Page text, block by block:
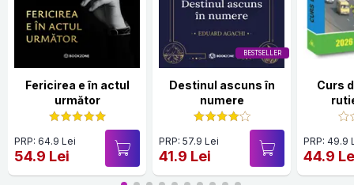
Fericirea e în actul
următor
PRP: 64.9 Lei
54.9 Lei
BESTSELLER
Destinul ascuns în
numere
PRP: 57.9 Lei
41.9 Lei
Curs
PRP: 49.9
44.9